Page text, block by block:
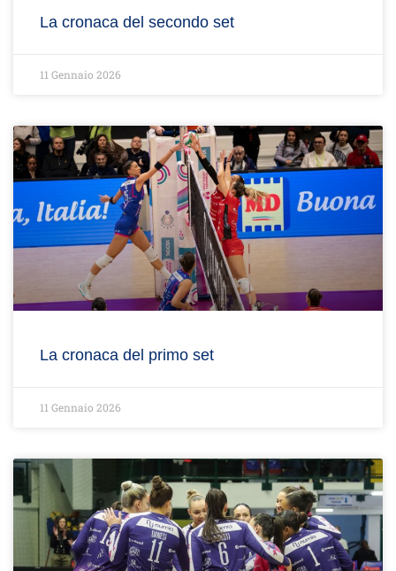
La cronaca del secondo set
11 Gennaio 2026
La cronaca del primo set
11 Gennaio 2026